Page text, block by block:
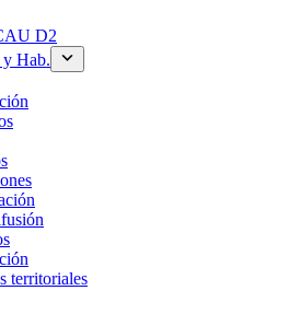
D2
Hab.
territoriales